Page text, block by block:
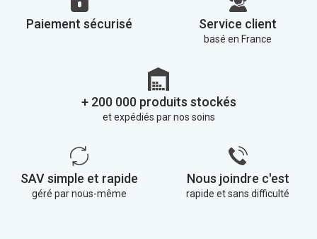
Paiement sécurisé Service client
basé en France
+ 200 000 produits stockés
et expédiés par nos soins
SAV simple et rapide
géré par nous-même
Nous joindre c'est
rapide et sans difficulté